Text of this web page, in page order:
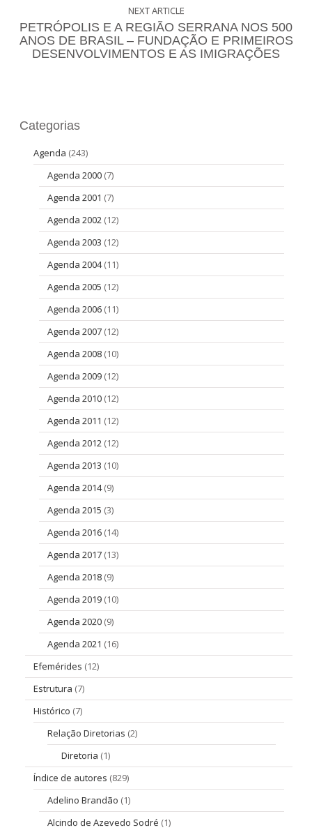
NEXT ARTICLE
PETRÓPOLIS E A REGIÃO SERRANA NOS 500
ANOS DE BRASIL – FUNDAÇÃO E PRIMEIROS
DESENVOLVIMENTOS E AS IMIGRAÇÕES
Categorias
Agenda (243)
Agenda 2000 (7)
Agenda 2001 (7)
Agenda 2002 (12)
Agenda 2003 (12)
Agenda 2004(11)
Agenda 2005 (12)
Agenda 2006 (11)
Agenda 2007 (12)
Agenda 2008 (10)
Agenda 2009 (12)
Agenda 2010 (12)
Agenda 2011 (12)
Agenda 2012 (12)
Agenda 2013 (10)
Agenda 2014(9)
Agenda 2015 (3)
Agenda 2016 (14)
Agenda 2017 (13)
Agenda 2018 (9)
Agenda 2019 (10)
Agenda 2020 (9)
Agenda 2021 (16)
Efemérides (12)
Estrutura (7)
Histórico (7)
Relação Diretorias (2)
Diretoria (1)
Índice de autores (829)
Adelino Brandão (1)
Alcindo de Azevedo Sodré (1)